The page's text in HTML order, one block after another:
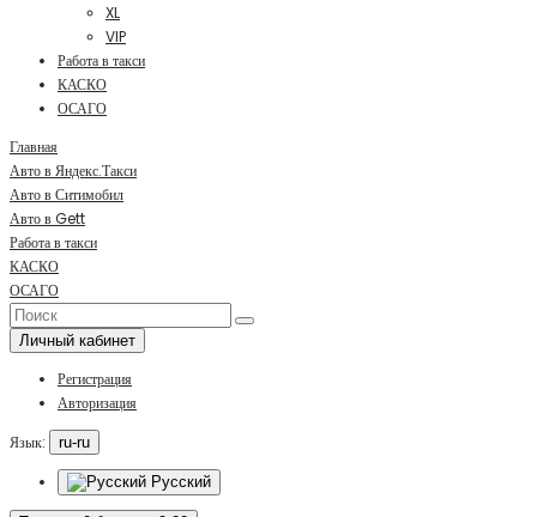
XL
VIP
Работа в такси
КАСКО
ОСАГО
Главная
Авто в Яндекс.Такси
Авто в Ситимобил
Авто в Gett
Работа в такси
КАСКО
ОСАГО
Личный кабинет
Регистрация
Авторизация
Язык:
ru-ru
Русский